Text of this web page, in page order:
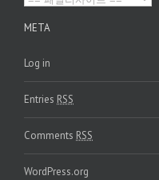
META
Log in
Entries RSS
Comments RSS
WordPress.org